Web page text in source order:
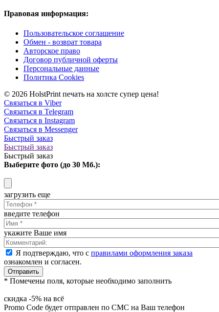
Правовая информация:
Пользовательское соглашение
Обмен - возврат товара
Авторское право
Договор публичной оферты
Персональные данные
Политика Cookies
© 2026 HolstPrint печать на холсте супер цена!
Связаться в Viber
Связаться в Telegram
Связаться в Instagram
Связаться в Messenger
Быстрый заказ
Быстрый заказ
Быстрый заказ
Выберите фото (до 30 Мб.):
загрузить еще
введите телефон
укажите Ваше имя
Я подтверждаю, что с правилами оформления заказа
ознакомлен и согласен.
Отправить
* Помечены поля, которые необходимо заполнить
скидка -5% на всё
Promo Code будет отправлен по СМС на Ваш телефон